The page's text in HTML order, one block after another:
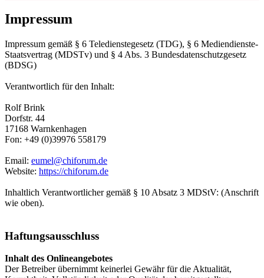
Impressum
Impressum gemäß § 6 Teledienstegesetz (TDG), § 6 Mediendienste-
Staatsvertrag (MDSTv) und § 4 Abs. 3 Bundesdatenschutzgesetz
(BDSG)
Verantwortlich für den Inhalt:
Rolf Brink
Dorfstr. 44
17168 Warnkenhagen
Fon: +49 (0)39976 558179
Email: eumel@chiforum.de
Website: https://chiforum.de
Inhaltlich Verantwortlicher gemäß § 10 Absatz 3 MDStV: (Anschrift
wie oben).
Haftungsausschluss
Inhalt des Onlineangebotes
Der Betreiber übernimmt keinerlei Gewähr für die Aktualität,